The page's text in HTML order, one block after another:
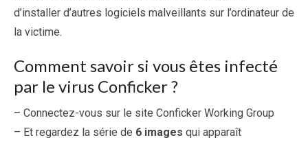
d’installer d’autres logiciels malveillants sur l’ordinateur de
la victime.
Comment savoir si vous êtes infecté
par le virus Conficker ?
– Connectez-vous sur le site Conficker Working Group
– Et regardez la série de 6 images qui apparaît